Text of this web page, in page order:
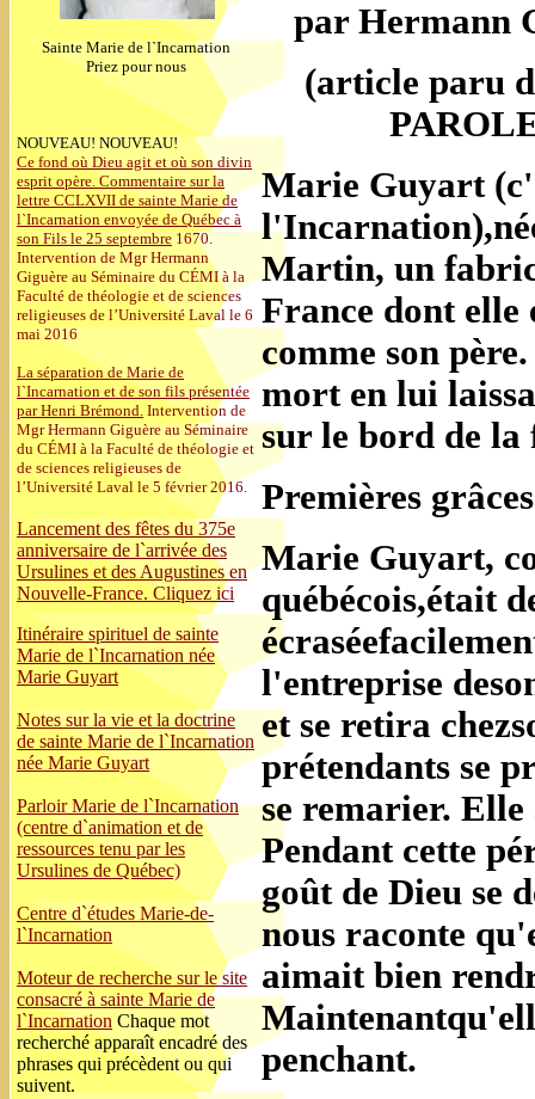
Sainte Marie de l`Incarnation
Priez pour nous
NOUVEAU! NOUVEAU!
Ce fond où Dieu agit et où son divin
esprit opère. Commentaire sur la
lettre CCLXVII de sainte Marie de
l`Incarnation envoyée de Québec à
son Fils le 25 septembre 1670.
Intervention de Mgr Hermann
Giguère au Séminaire du CÉMI à la
Faculté de théologie et de sciences
religieuses de l’Université Laval le 6
mai 2016
La séparation de Marie de
l`Incarnation et de son fils présentée
par Henri Brémond. Intervention de
Mgr Hermann Giguère au Séminaire
du CÉMI à la Faculté de théologie et
de sciences religieuses de
l’Université Laval le 5 février 2016.
Lancement des fêtes du 375e
anniversaire de l`arrivée des
Ursulines et des Augustines en
Nouvelle-France. Cliquez ici
Itinéraire spirituel de sainte
Marie de l`Incarnation née
Marie Guyart
Notes sur la vie et la doctrine
de sainte Marie de l`Incarnation
née Marie Guyart
Parloir Marie de l`Incarnation
(centre d`animation et de
ressources tenu par les
Ursulines de Québec)
Centre d`études Marie-de-
l`Incarnation
Moteur de recherche sur le site
consacré à sainte Marie de
l`Incarnation Chaque mot
recherché apparaît encadré des
phrases qui précèdent ou qui
suivent.
par Hermann
(article paru
Marie Guyart
Martin, un
France dont
comme son
mort en lui
sur le bord de
Premières
Marie Guyart,
québécois,était
l'entreprise
et se retira
prétendants se
se remarier. Elle
Pendant cette
goût de Dieu se
nous raconte
aimait bien
penchant.